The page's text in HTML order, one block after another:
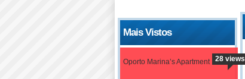
Mais Vistos
Oporto Marina’s Apartment 28 views